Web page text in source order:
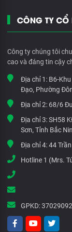
CÔNG TY CỔ
Công ty chúng tôi
cao và đáng tin cậy
Địa chỉ 1: B6-
Đạo, Phường
Địa chỉ 2: 68/6
Địa chỉ 3:SH58
Sơn, Tỉnh Bắc
Địa chỉ 4:44
Hotline 1 (Mrs.
GPKD: